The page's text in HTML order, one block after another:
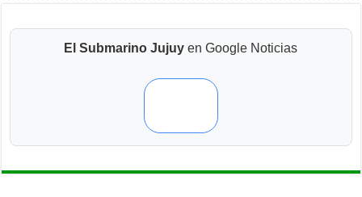
El Submarino Jujuy en Google Noticias